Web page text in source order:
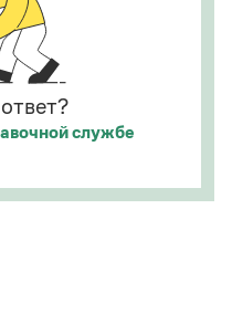
побуждений
аудитории»
службе